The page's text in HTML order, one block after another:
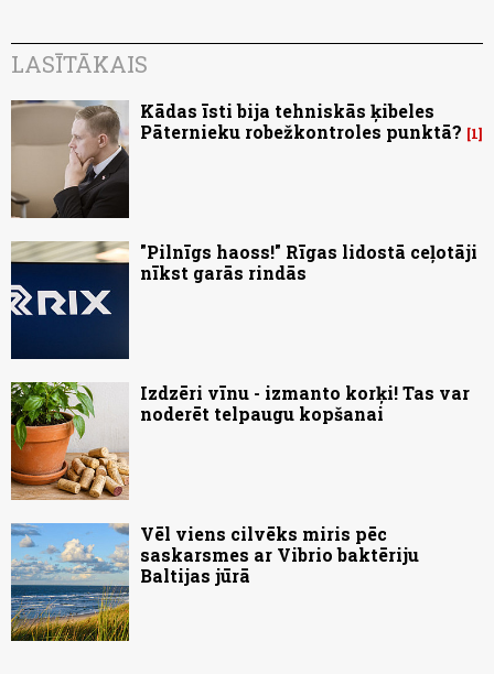
LASĪTĀKAIS
Kādas īsti bija tehniskās ķibeles
Pāternieku robežkontroles punktā?
1
"Pilnīgs haoss!" Rīgas lidostā ceļotāji
nīkst garās rindās
Izdzēri vīnu - izmanto korķi! Tas var
noderēt telpaugu kopšanai
Vēl viens cilvēks miris pēc
saskarsmes ar Vibrio baktēriju
Baltijas jūrā